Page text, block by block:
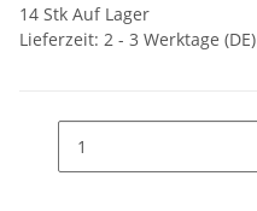
14 Stk Auf Lager
Lieferzeit: 2 - 3 Werktage (DE)